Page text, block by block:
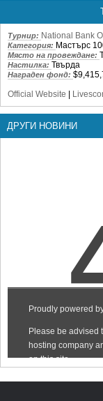
Турнир: National Bank
Категория: Мастърс
Място на провеждане:
Настилка: Твърда
Награден фонд:
Official Website |
ДРУГИ НОВИНИ